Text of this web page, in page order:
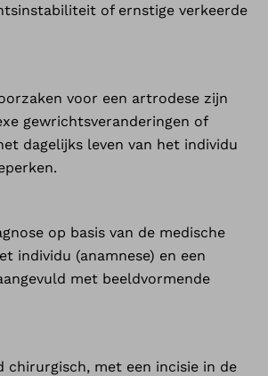
of ernstige verkeerde
voor een artrodese zijn
gewrichtsveranderingen of
dagelijks leven van het individu
op basis van de medische
individu (anamnese) en een
met beeldvormende
chirurgisch, met een incisie in de